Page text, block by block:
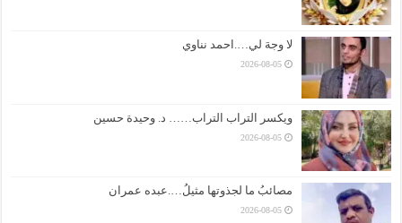
لا وجهَ لي….احمد نناوي
2026-08-05
ويكسر التراب التراب…… د. وحيدة حسين
2026-08-05
مصائبُ ما لجذوتها مثيلُ….عبده عمران
2026-08-05